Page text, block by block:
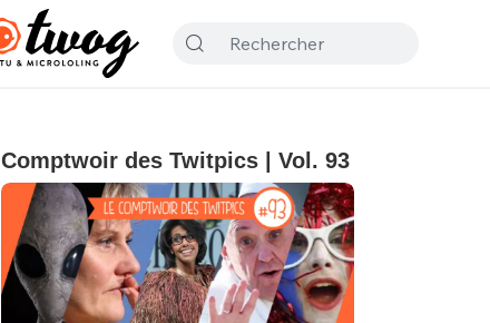
Comptwoir des Twitpics | Vol. 93